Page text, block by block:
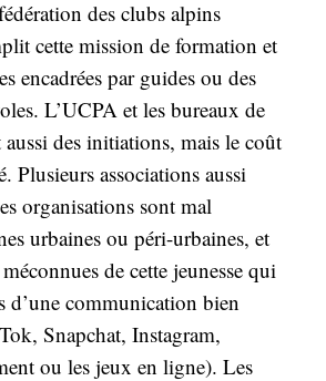
des clubs alpins
cette mission de formation et
encadrées par guides ou des
L’UCPA et les bureaux de
des initiations, mais le coût
Plusieurs associations aussi
organisations sont mal
urbaines ou péri-urbaines, et
de cette jeunesse qui
d’une communication bien
Snapchat, Instagram,
ou les jeux en ligne). Les